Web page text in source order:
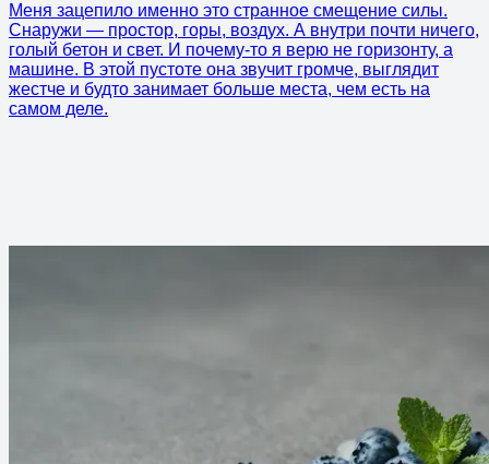
Меня зацепило именно это странное смещение силы.
Снаружи — простор, горы, воздух. А внутри почти ничего,
голый бетон и свет. И почему-то я верю не горизонту, а
машине. В этой пустоте она звучит громче, выглядит
жестче и будто занимает больше места, чем есть на
самом деле.